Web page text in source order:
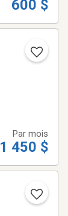
600 $
Par mois
1 450 $